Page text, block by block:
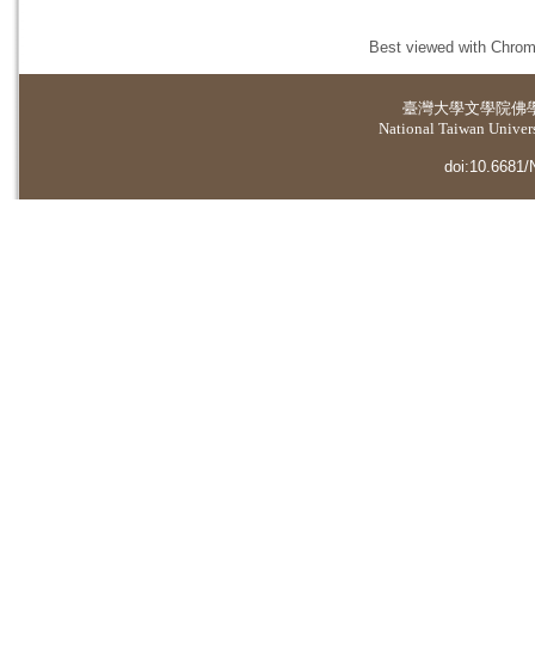
Best viewed with
臺灣大學文學院佛
National Taiwan
doi:10.6681/